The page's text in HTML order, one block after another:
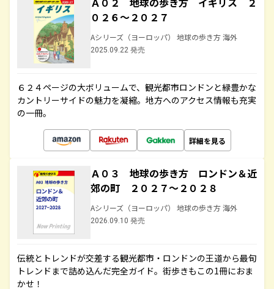
０２６～２０２７
Aシリーズ（ヨーロッパ） 地球の歩き方 海外
2025.09.22 発売
６２４ページの大ボリュームで、観光都市ロンドンと緑豊かな
カントリーサイドの魅力を凝縮。地方へのアクセス情報も充実
の一冊。
詳細を見る
Ａ０３ 地球の歩き方 ロンドン＆近
郊の町 ２０２７～２０２８
Aシリーズ（ヨーロッパ） 地球の歩き方 海外
2026.09.10 発売
伝統とトレンドが交差する観光都市・ロンドンの王道から最旬
トレンドまで詰め込んだ完全ガイド。街歩きもこの1冊におま
かせ！